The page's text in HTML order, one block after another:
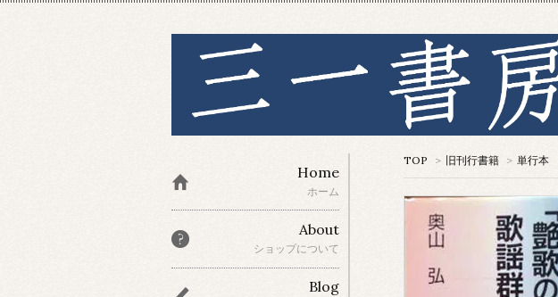
TOP > 旧刊行書籍 > 単行本
Home
ホーム
About
ショップについて
Blog